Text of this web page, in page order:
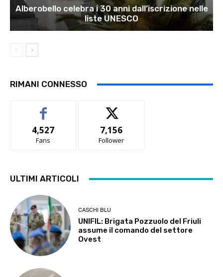
Alberobello celebra i 30 anni dall’iscrizione nelle
liste UNESCO
RIMANI CONNESSO
4,527
Fans
7,156
Follower
ULTIMI ARTICOLI
CASCHI BLU
UNIFIL: Brigata Pozzuolo del Friuli
assume il comando del settore
Ovest